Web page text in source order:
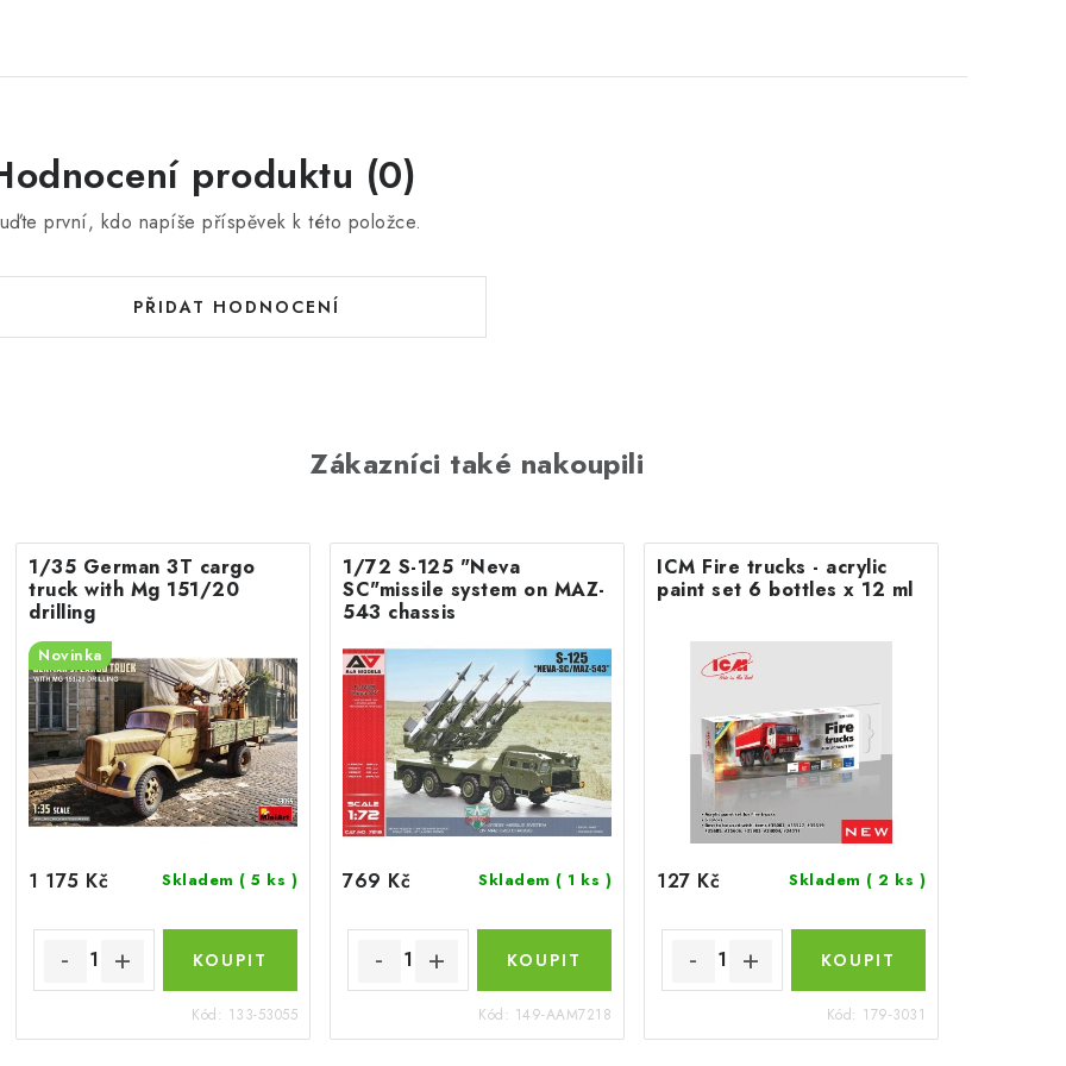
produktu (0)
první, kdo napíše příspěvek k této položce.
PŘIDAT HODNOCENÍ
Zákazníci také nakoupili
1/35 German 3T cargo
truck with Mg 151/20
drilling
Novinka
1 175 Kč Skladem ( 5 ks )
Kód: 133-53055
1/72 S-125 "Neva
SC"missile system on MAZ-
543 chassis
769 Kč Skladem ( 1 ks )
Kód: 149-AAM7218
ICM Fire trucks - acrylic
paint set 6 bottles х 12 ml
127 Kč Skladem ( 2 ks )
Kód: 179-3031